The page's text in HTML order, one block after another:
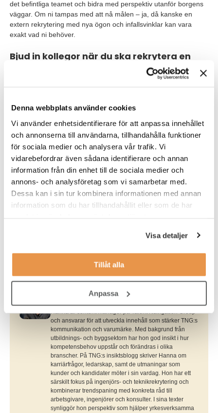
Denna webbplats använder cookies
Vi använder enhetsidentifierare för att anpassa innehållet
och annonserna till användarna, tillhandahålla funktioner
för sociala medier och analysera vår trafik. Vi
vidarebefordrar även sådana identifierare och annan
information från din enhet till de sociala medier och
annons- och analysföretag som vi samarbetar med.
Dessa kan i sin tur kombinera informationen med annan
information som du har tillhandahållit eller som de har
Visa detaljer
Tillåt alla
Anpassa
det befintliga teamet och bidra med perspektiv utanför borgens
väggar. Om ni tampas med att nå målen – ja, då kanske en
extern rekrytering med nya ögon och infallsvinklar kan vara
exakt vad ni behöver.
Bjud in kollegor när du ska rekrytera en
egenskaper kompletterar med resten av teamet. Vilka
några egenskaper som saknats eller som varit extra
uppskattade? I många rekryteringar kan det vara fördelaktigt om
befintliga medarbetare får vara med i början av
rekryteringsprocessen där de själva får komma med input.
Behöver du stöd på vägen? Hör av dig till oss på TNG Lead
så berättar vi mer om hur vi kan hjälpa till med
chefsrekrytering och interim av melanchefer, i hela Sverige.
Få hjälp att rekrytera rätt
Hanna är content manager på Talent Navigation Group
och ansvarar för att utveckla innehåll som stärker TNG:s
kommunikation och varumärke. Med bakgrund från
utbildnings- och byggsektorn har hon god insikt i hur
kompetensbehov uppstår och förändras i olika
branscher. På TNG:s insiktsblogg skriver Hanna om
karriärfrågor, ledarskap, samt de utmaningar som
kunder och kandidater möter i sin vardag. Hon har ett
särskilt fokus på ingenjörs- och teknikrekrytering och
kombinerar trendspaning med konkreta råd till
arbetsgivare, ingenjörer och konsulter. I sina texter
synliggör hon perspektiv som hjälper yrkesverksamma